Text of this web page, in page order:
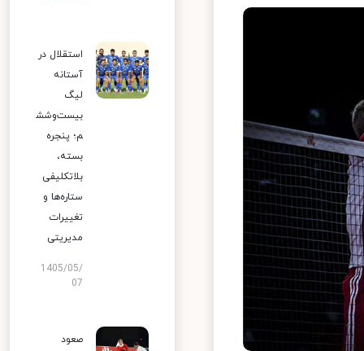
استقلال در
آستانه
لیگ
بیست‌وشش
م؛ پنجره
بسته،
بلاتکلیفی
ستاره‌ها و
تغییرات
مدیریتی
1405/05/
07
صعود